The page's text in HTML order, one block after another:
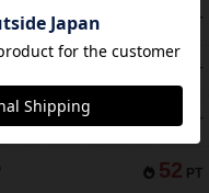
PT
PT
58 PT
52 PT